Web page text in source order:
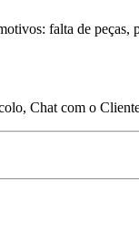
falta de peças,
Chat com o